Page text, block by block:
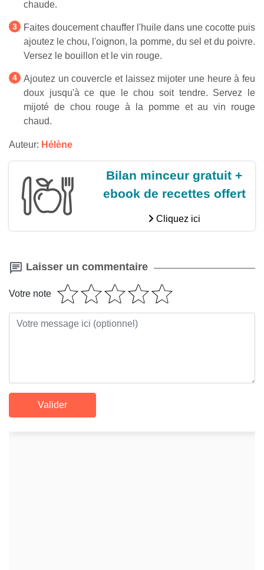
chaude.
Faites doucement chauffer l'huile dans une cocotte puis
ajoutez le chou, l'oignon, la pomme, du sel et du poivre.
Versez le bouillon et le vin rouge.
Ajoutez un couvercle et laissez mijoter une heure à feu
doux jusqu'à ce que le chou soit tendre. Servez le
mijoté de chou rouge à la pomme et au vin rouge
chaud.
Auteur: Hélène
Bilan minceur gratuit +
ebook de recettes offert
Cliquez ici
Laisser un commentaire
Votre note